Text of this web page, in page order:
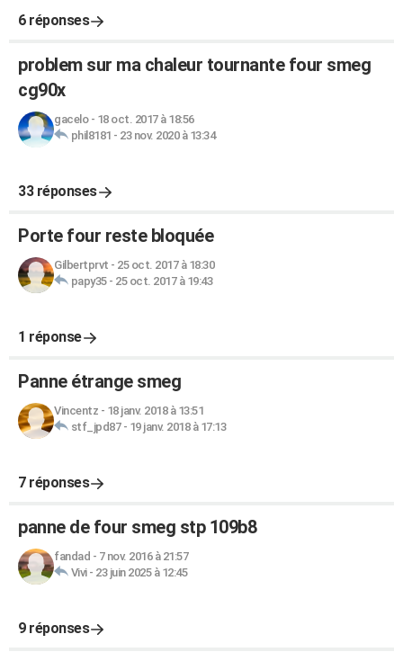
6 réponses
problem sur ma chaleur tournante four smeg
cg90x
gacelo- 18 oct. 2017 à 18:56
phil8181 - 23 nov. 2020 à 13:34
33 réponses
Porte four reste bloquée
Gilbertprvt - 25 oct. 2017 à 18:30
papy35- 25 oct. 2017 à 19:43
1 réponse
Panne étrange smeg
Vincentz - 18 janv. 2018 à 13:51
stf_jpd87- 19 janv. 2018 à 17:13
7 réponses
panne de four smeg stp 109b8
fandad - 7 nov. 2016 à 21:57
Vivi- 23 juin 2025 à 12:45
9 réponses